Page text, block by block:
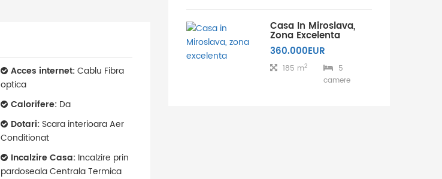
Acces internet:Cablu Fibra
optica
Calorifere:Da
Dotari:Scara interioara Aer
Conditionat
Incalzire Casa:Incalzire prin
pardoseala Centrala Termica
Casa In Miroslava,
Zona Excelenta
360.000EUR
185 m2
5
camere